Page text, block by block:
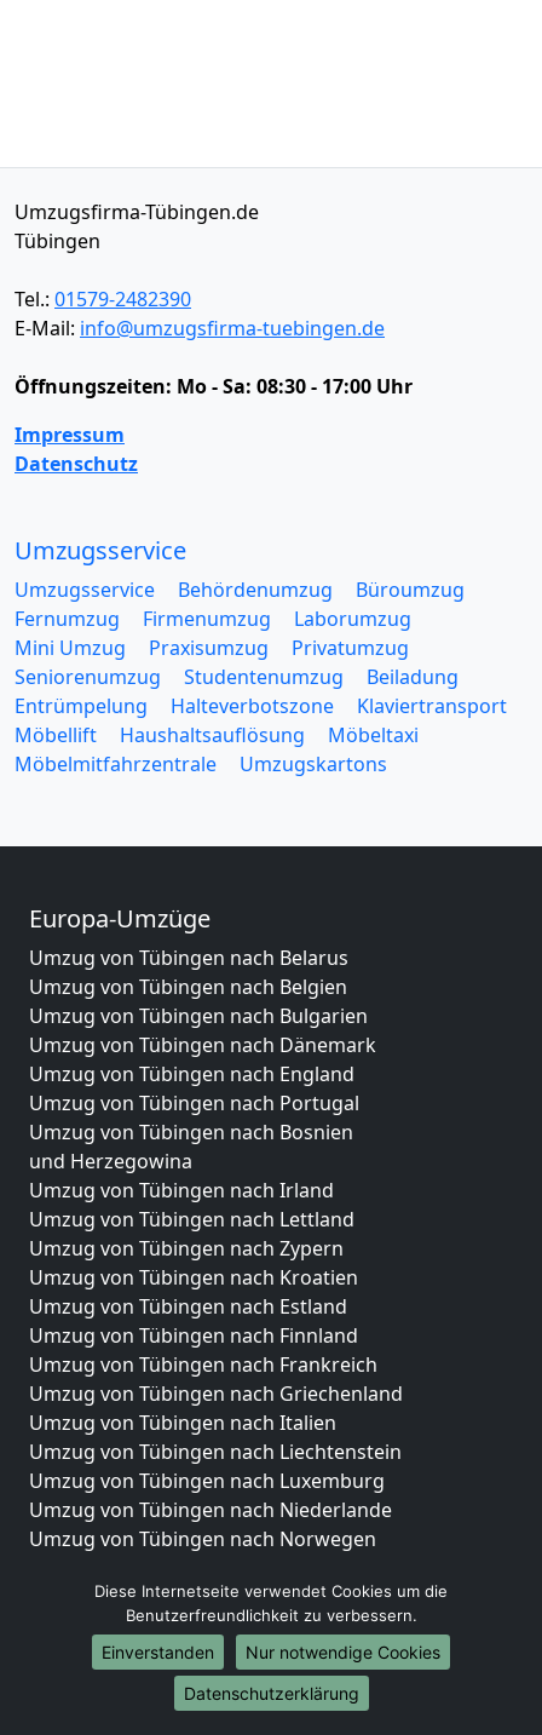
Umzugsfirma-Tübingen.de
Tübingen
Tel.: 01579-2482390
E-Mail: info@umzugsfirma-tuebingen.de
Öffnungszeiten: Mo - Sa: 08:30 - 17:00 Uhr
Impressum
Datenschutz
Umzugsservice
Umzugsservice Behördenumzug
Büroumzug
Fernumzug
Firmenumzug
Laborumzug
Mini Umzug
Praxisumzug
Privatumzug
Seniorenumzug
Studentenumzug
Beiladung
Entrümpelung
Halteverbotszone
Klaviertransport
Möbellift
Haushaltsauflösung
Möbeltaxi
Möbelmitfahrzentrale
Umzugskartons
Europa-Umzüge
Umzug von Tübingen nach Belarus
Umzug von Tübingen nach Belgien
Umzug von Tübingen nach Bulgarien
Umzug von Tübingen nach Dänemark
Umzug von Tübingen nach England
Umzug von Tübingen nach Portugal
Umzug von Tübingen nach Bosnien
und Herzegowina
Umzug von Tübingen nach Irland
Umzug von Tübingen nach Lettland
Umzug von Tübingen nach Zypern
Umzug von Tübingen nach Kroatien
Umzug von Tübingen nach Estland
Umzug von Tübingen nach Finnland
Umzug von Tübingen nach Frankreich
Umzug von Tübingen nach Griechenland
Umzug von Tübingen nach Italien
Umzug von Tübingen nach Liechtenstein
Umzug von Tübingen nach Luxemburg
Umzug von Tübingen nach Niederlande
Umzug von Tübingen nach Norwegen
Umzüge-Deutschlandweit
Umzug von Tübingen nach Berlin
Umzug von Tübingen nach Hamburg
Umzug von Tübingen nach München
Umzug von Tübingen nach Köln
Diese Internetseite verwendet Cookies um die
Benutzerfreundlichkeit zu verbessern.
Einverstanden
Nur notwendige Cookies
Datenschutzerklärung